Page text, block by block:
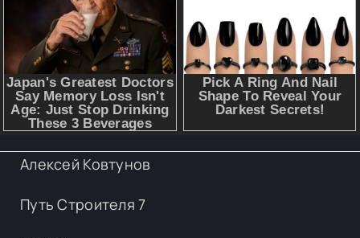
Алексей Ковтунов
Путь Строителя 7